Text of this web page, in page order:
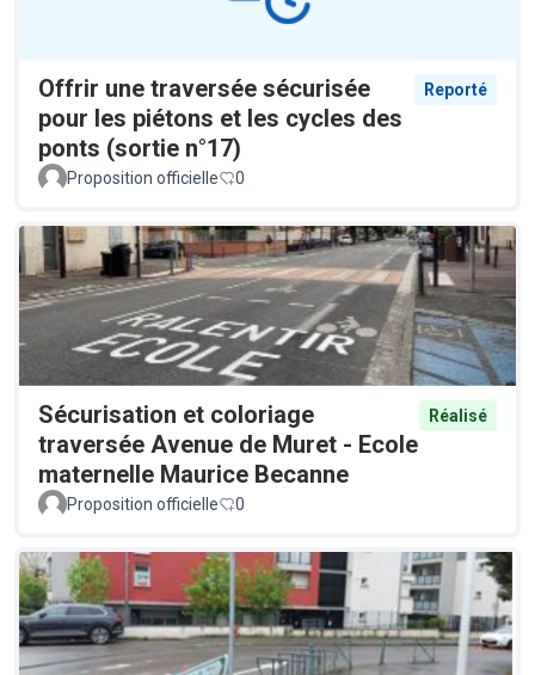
Offrir une traversée sécurisée
pour les piétons et les cycles des
ponts (sortie n°17)
Reporté
Proposition officielle 0
Sécurisation et coloriage
traversée Avenue de Muret - Ecole
maternelle Maurice Becanne
Réalisé
Proposition officielle 0